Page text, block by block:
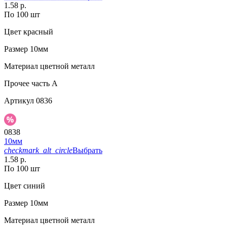
1.58 р.
По 100 шт
Цвет красный
Размер 10мм
Материал цветной металл
Прочее часть A
Артикул 0836
0838
10мм
checkmark_alt_circleВыбрать
1.58 р.
По 100 шт
Цвет синий
Размер 10мм
Материал цветной металл